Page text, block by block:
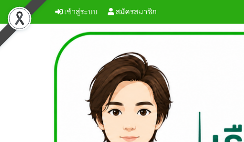
เข้าสู่ระบบ สมัครสมาชิก